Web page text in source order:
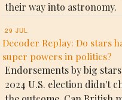
their way into astronomy.
29 JUL
Decoder Replay: Do stars
super powers in politics?
Endorsements by big
2024 U.S. election didn't